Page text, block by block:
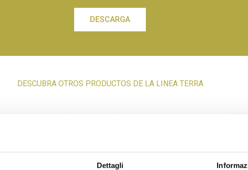
Dettagli
DESCARGA
DESCUBRA OTROS PRODUCTOS DE LA LINEA TERRA